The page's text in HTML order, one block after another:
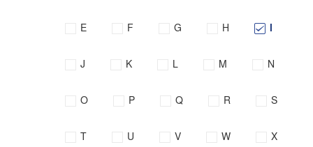
E F G H I
J K L M N
O P Q R S
T U V W X